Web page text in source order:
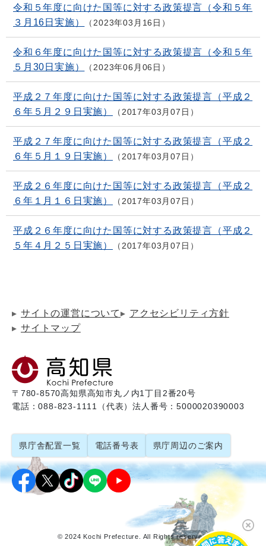
令和５年度に向けた国等に対する政策提言（令和５年
３月16日実施）
2023年03月16日
令和６年度に向けた国等に対する政策提言（令和５年
５月30日実施）
2023年06月06日
平成２７年度に向けた国等に対する政策提言（平成２
６年５月２９日実施）
2017年03月07日
平成２７年度に向けた国等に対する政策提言（平成２
６年５月１９日実施）
2017年03月07日
平成２６年度に向けた国等に対する政策提言（平成２
６年１月１６日実施）
2017年03月07日
平成２６年度に向けた国等に対する政策提言（平成２
５年４月２５日実施）
2017年03月07日
サイトの運営について
アクセシビリティ方針
サイトマップ
〒780-8570高知県高知市丸ノ内1丁目2番20号
電話：088-823-1111（代表）法人番号：5000020390003
県庁舎配置一覧 電話番号表 県庁周辺のご案内
© 2024 Kochi Prefecture. All Rights reserved.